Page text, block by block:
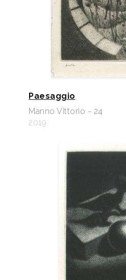
Paesaggio
Manno Vittorio - 24
2019